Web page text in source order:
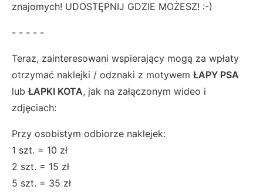
znajomych! UDOSTĘPNIJ GDZIE MOŻESZ! :-)
- - - - -
Teraz, zainteresowani wspierający mogą za wpłaty
otrzymać naklejki / odznaki z motywem ŁAPY PSA
lub ŁAPKI KOTA, jak na załączonym wideo i
zdjęciach:
Przy osobistym odbiorze naklejek:
1 szt. = 10 zł
2 szt. = 15 zł
5 szt. = 35 zł